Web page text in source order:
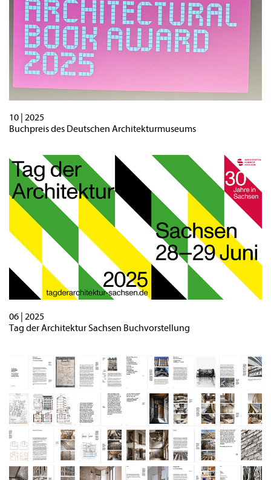
10 | 2025
Buchpreis des Deutschen Architekturmuseums
06 | 2025
Tag der Architektur Sachsen Buchvorstellung